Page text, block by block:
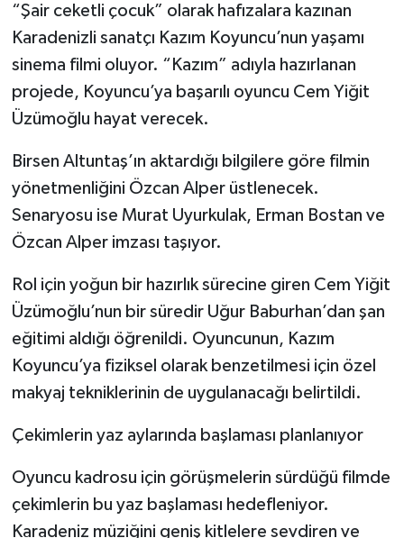
“Şair ceketli çocuk” olarak hafızalara kazınan
Karadenizli sanatçı Kazım Koyuncu’nun yaşamı
sinema filmi oluyor. “Kazım” adıyla hazırlanan
projede, Koyuncu’ya başarılı oyuncu Cem Yiğit
Üzümoğlu hayat verecek.
Birsen Altuntaş’ın aktardığı bilgilere göre filmin
yönetmenliğini Özcan Alper üstlenecek.
Senaryosu ise Murat Uyurkulak, Erman Bostan ve
Özcan Alper imzası taşıyor.
Rol için yoğun bir hazırlık sürecine giren Cem Yiğit
Üzümoğlu’nun bir süredir Uğur Baburhan’dan şan
eğitimi aldığı öğrenildi. Oyuncunun, Kazım
Koyuncu’ya fiziksel olarak benzetilmesi için özel
makyaj tekniklerinin de uygulanacağı belirtildi.
Çekimlerin yaz aylarında başlaması planlanıyor
Oyuncu kadrosu için görüşmelerin sürdüğü filmde
çekimlerin bu yaz başlaması hedefleniyor.
Karadeniz müziğini geniş kitlelere sevdiren ve